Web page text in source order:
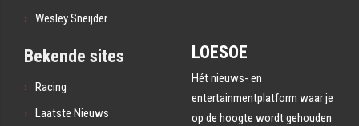
Wesley Sneijder
Bekende sites
Racing
Laatste Nieuws
LOESOE
Hét nieuws- en
entertainmentplatform waar je
op de hoogte wordt gehouden